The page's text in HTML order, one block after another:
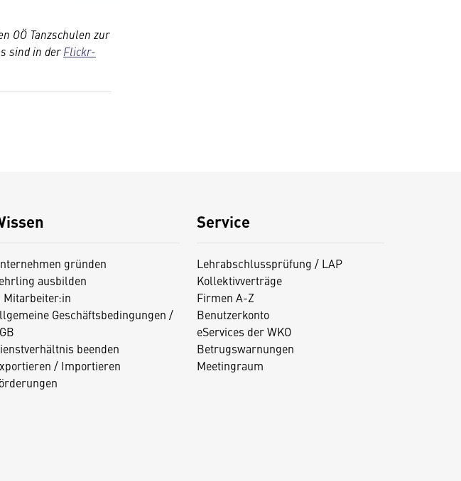
OÖ Tanzschulen zur
sind in derFlickr-
gründen
ausbilden
Mitarbeiter:in
Geschäftsbedingungen /
beenden
/ Importieren
Service
Lehrabschlussprüfung / LAP
Kollektivverträge
Firmen A-Z
Benutzerkonto
eServices der WKO
Betrugswarnungen
Meetingraum